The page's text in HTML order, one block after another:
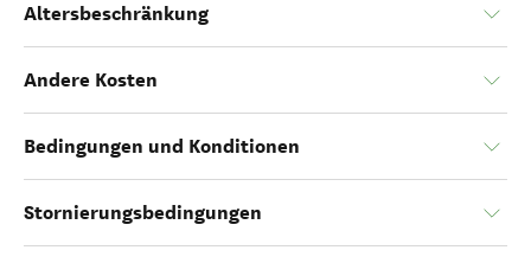
Altersbeschränkung
Andere Kosten
Bedingungen und Konditionen
Stornierungsbedingungen